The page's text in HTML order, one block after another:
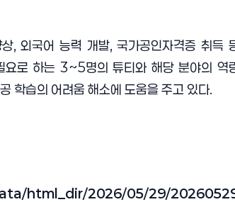
, 외국어 능력 개발, 국가공인자격증 취득
로 하는 3~5명의 튜티와 해당 분야의 역
학습의 어려움 해소에 도움을 주고 있다.
html_dir/2026/05/29/